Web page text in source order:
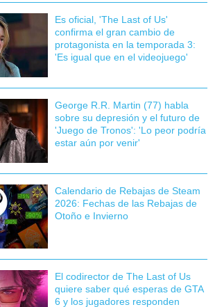
Es oficial, 'The Last of Us'
confirma el gran cambio de
protagonista en la temporada 3:
'Es igual que en el videojuego'
George R.R. Martin (77) habla
sobre su depresión y el futuro de
'Juego de Tronos': 'Lo peor podría
estar aún por venir'
Calendario de Rebajas de Steam
2026: Fechas de las Rebajas de
Otoño e Invierno
El codirector de The Last of Us
quiere saber qué esperas de GTA
6 y los jugadores responden